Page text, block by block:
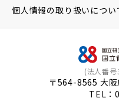
(法人番
〒564-8565 大
TEL：
個人情報の取り扱いについ